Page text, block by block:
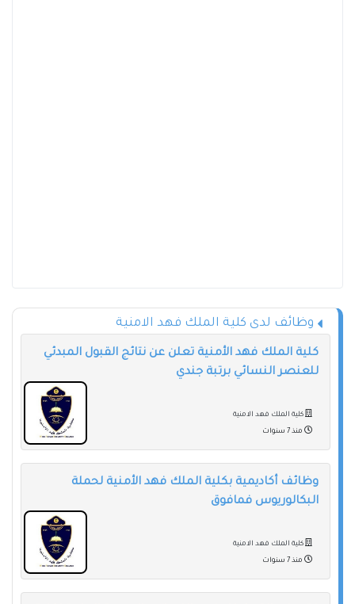
وظائف لدى كلية الملك فهد الامنية
كلية الملك فهد الأمنية تعلن عن نتائج القبول المبدئي
للعنصر النسائي برتبة جندي
كلية الملك فهد الامنية
منذ 7 سنوات
وظائف أكاديمية بكلية الملك فهد الأمنية لحملة
البكالوريوس فمافوق
كلية الملك فهد الامنية
منذ 7 سنوات